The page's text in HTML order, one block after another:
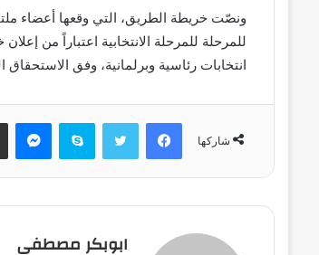
للمرحلة للمرحلة الانتخابية اعتباراً من
انتخابات رئاسية وبرلمانية، وفق الاستحقاق الدستوري،
شاركها
فيسبوك تويتر سكايب ماسنجر
ابوبكر مصطفى